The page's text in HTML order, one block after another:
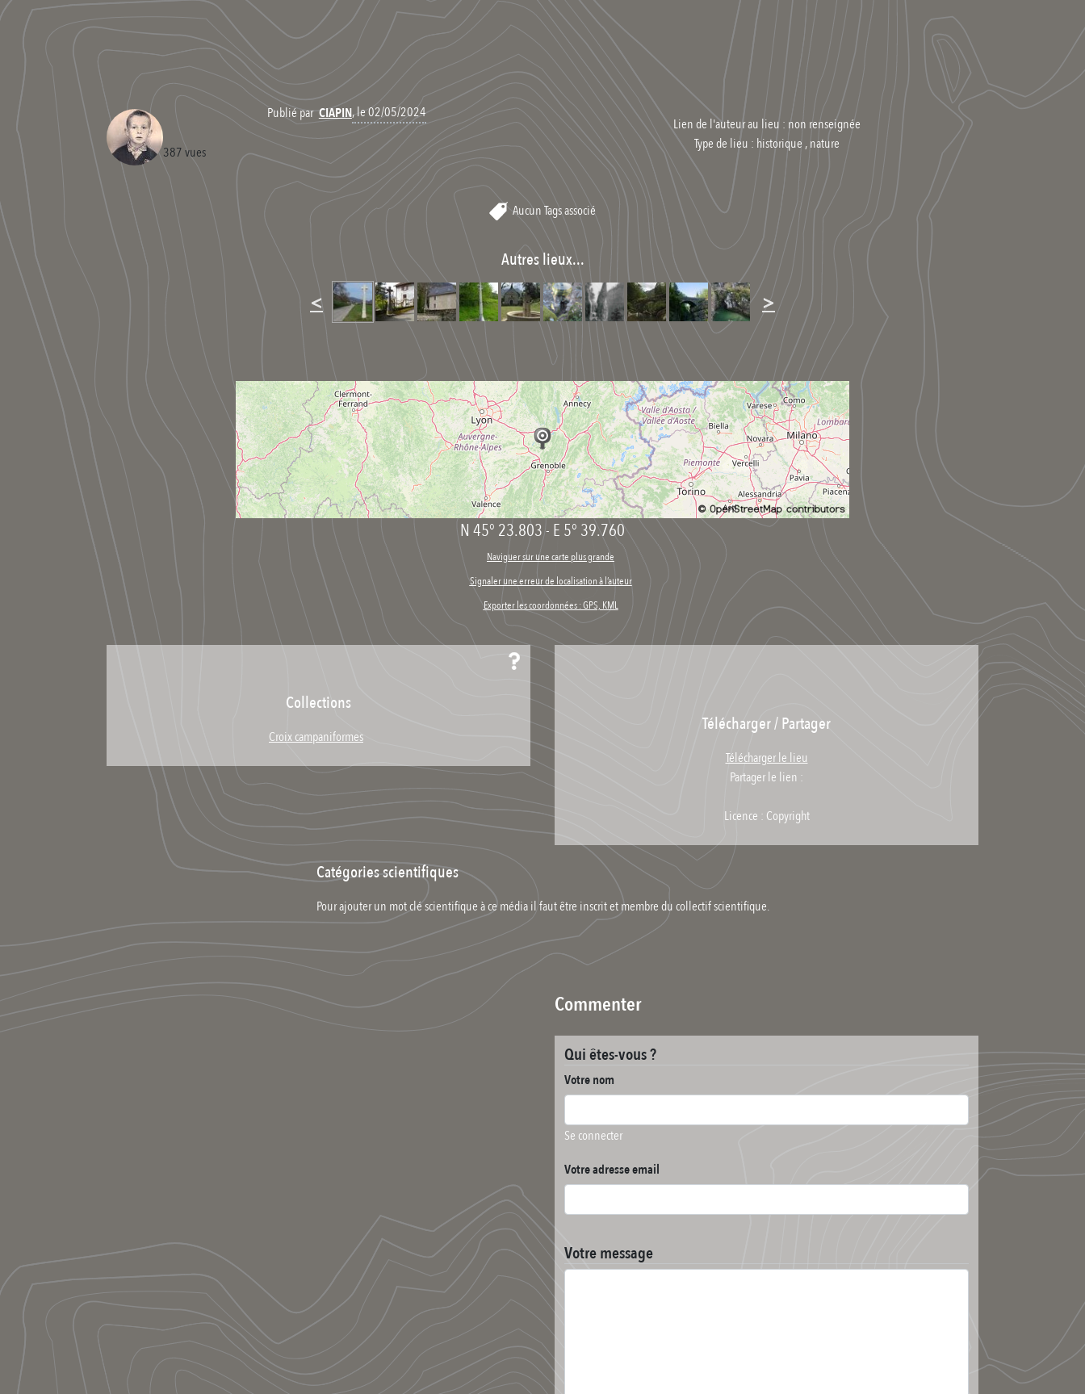
Publié par CIAPIN, le 02/05/2024
387 vues
Lien de l'auteur au lieu : non renseignée
Type de lieu : historique , nature
Aucun Tags associé
Autres lieux...
< >
N 45° 23.803- E 5° 39.760
Naviguer sur une carte plus grande
Signaler une erreur de localisation à l’auteur
Exporter les coordonnées : GPS, KML
Collections
Croix campaniformes
Télécharger / Partager
Télécharger le lieu
Partager le lien :
Licence : Copyright
Catégories scientifiques
Pour ajouter un mot clé scientifique à ce média il faut être inscrit et membre du collectif scientifique.
Commenter
Qui êtes-vous ?
Votre nom
Se connecter
Votre adresse email
Votre message